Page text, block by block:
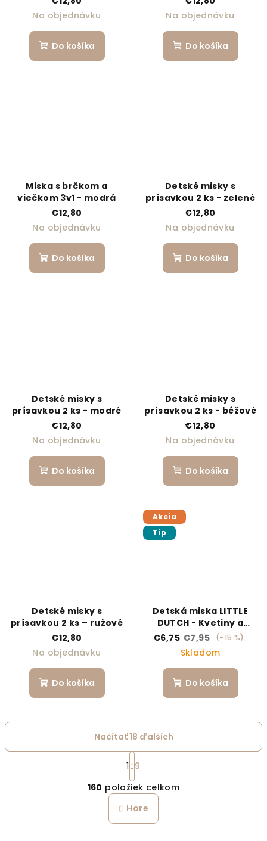
Na objednávku
Do košíka
Na objednávku
Do košíka
Miska s brčkom a
viečkom 3v1 - modrá
€12,80
Na objednávku
Do košíka
Detské misky s
prísavkou 2 ks - zelené
€12,80
Na objednávku
Do košíka
Detské misky s
prísavkou 2 ks - modré
€12,80
Na objednávku
Do košíka
Detské misky s
prísavkou 2 ks - béžové
€12,80
Na objednávku
Do košíka
Detské misky s
prísavkou 2 ks – ružové
€12,80
Na objednávku
Do košíka
Akcia
Tip
Detská miska LITTLE
DUTCH - Kvetiny a
motýle
€6,75 €7,95 (–15 %)
Skladom
Do košíka
Ovládacie prvky
Načítať 18 ďalších
Stránkovanie
1 9
160 položiek celkom
Hore